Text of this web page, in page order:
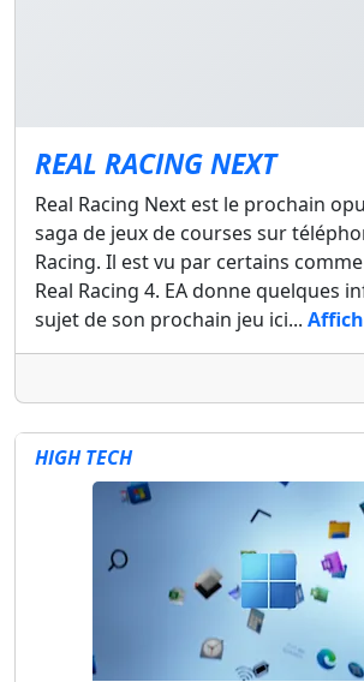
REAL RACING NEXT
Real Racing Next est le prochain
saga de jeux de courses sur
Racing. Il est vu par certains
Real Racing 4. EA donne quelques
sujet de son prochain jeu ici...
HIGH TECH